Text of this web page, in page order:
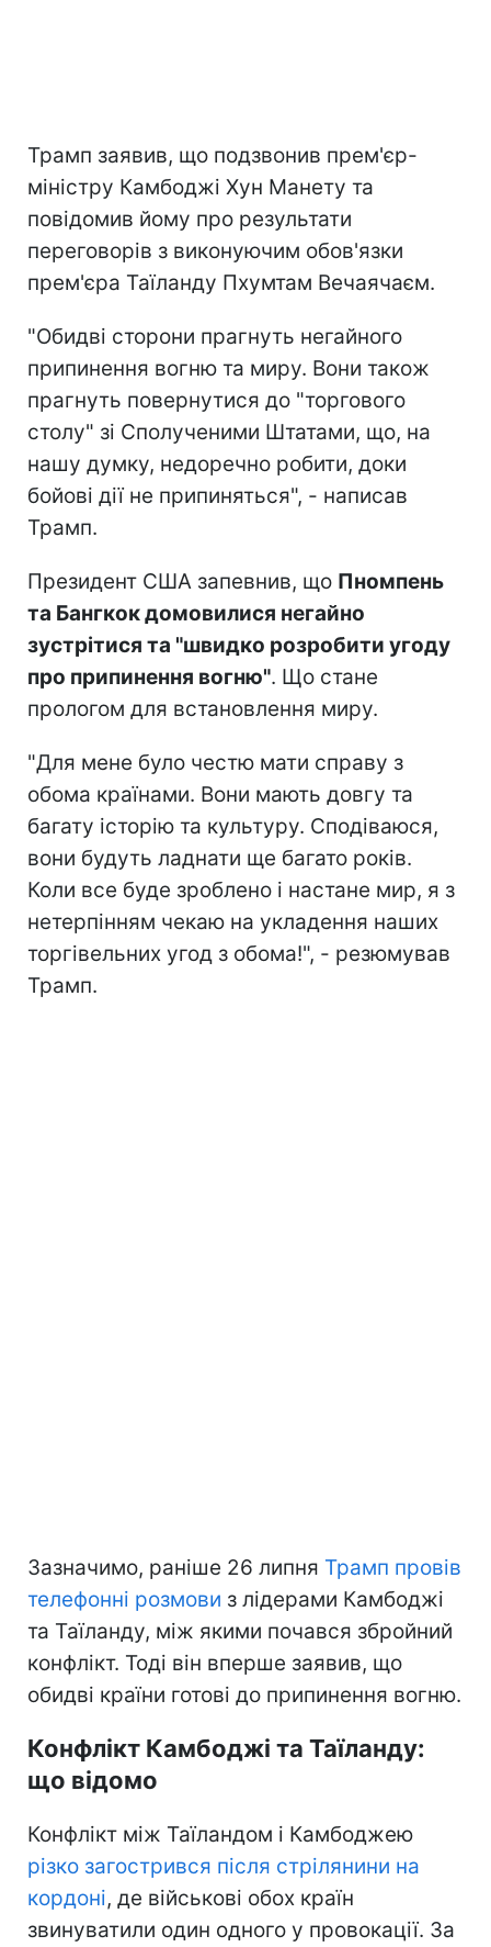
Трамп заявив, що подзвонив прем'єр-
міністру Камбоджі Хун Манету та
повідомив йому про результати
переговорів з виконуючим обов'язки
прем'єра Таїланду Пхумтам Вечаячаєм.
"Обидві сторони прагнуть негайного
припинення вогню та миру. Вони також
прагнуть повернутися до "торгового
столу" зі Сполученими Штатами, що, на
нашу думку, недоречно робити, доки
бойові дії не припиняться", - написав
Трамп.
Президент США запевнив, що Пномпень
та Бангкок домовилися негайно
зустрітися та "швидко розробити угоду
про припинення вогню". Що стане
прологом для встановлення миру.
"Для мене було честю мати справу з
обома країнами. Вони мають довгу та
багату історію та культуру. Сподіваюся,
вони будуть ладнати ще багато років.
Коли все буде зроблено і настане мир, я з
нетерпінням чекаю на укладення наших
торгівельних угод з обома!", - резюмував
Трамп.
Зазначимо, раніше 26 липня Трамп провів
телефонні розмови з лідерами Камбоджі
та Таїланду, між якими почався збройний
конфлікт. Тоді він вперше заявив, що
обидві країни готові до припинення вогню.
Конфлікт Камбоджі та Таїланду:
що відомо
Конфлікт між Таїландом і Камбоджею
різко загострився після стрілянини на
кордоні, де військові обох країн
звинуватили один одного у провокації. За